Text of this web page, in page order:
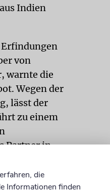
Indien
von
warnte die
Wegen der
lässt der
zu einem
Partner in
sicherzugehen,
die
Informationen finden